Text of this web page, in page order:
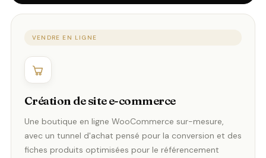
VENDRE EN LIGNE
Création de site e-commerce
Une boutique en ligne WooCommerce sur-mesure,
avec un tunnel d'achat pensé pour la conversion et des
fiches produits optimisées pour le référencement